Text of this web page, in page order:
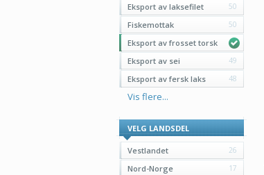
Eksport av laksefilet 50
Fiskemottak 50
Eksport av frosset torsk
Eksport av sei
49
Eksport av fersk laks 48
Vis flere...
VELG LANDSDEL
Vestlandet 26
Nord-Norge 17